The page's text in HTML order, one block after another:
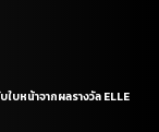
บหน้าจากผลรางวัล ELLE